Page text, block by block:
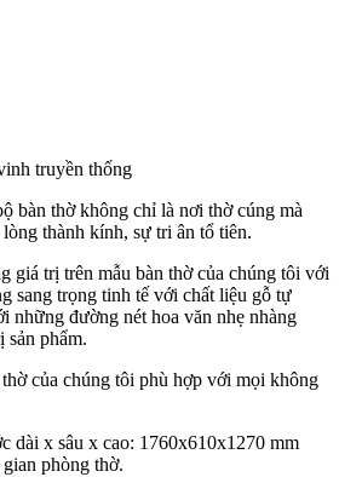
truyền thống
bàn thờ không chỉ là nơi thờ cúng mà
thành kính, sự tri ân tổ tiên.
giá trị trên mẫu bàn thờ của chúng tôi với
sang trọng tinh tế với chất liệu gỗ tự
những đường nét hoa văn nhẹ nhàng
sản phẩm.
của chúng tôi phù hợp với mọi không
dài x sâu x cao: 1760x610x1270 mm
phòng thờ.